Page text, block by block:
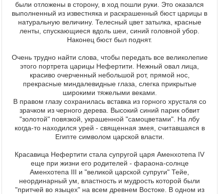
были отложены в сторону, в ход пошли руки. Это оказался
выполненный из известняка и раскрашенный бюст царицы в
натуральную величину. Телесный цвет затылка, красные
ленты, спускающиеся вдоль шеи, синий головной убор.
Наконец бюст был поднят.
Очень трудно найти слова, чтобы передать все великолепие
этого портрета царицы Нефертити. Нежный овал лица,
красиво очерченный небольшой рот, прямой нос,
прекрасные миндалевидные глаза, слегка прикрытые
широкими тяжелыми веками.
В правом глазу сохранилась вставка из горного хрусталя со
зрачком из черного дерева. Высокий синий парик обвит
"золотой" повязкой, украшенной "самоцветами". На лбу
когда-то находился урей - священная змея, считавшаяся в
Египте символом царской власти.
Красавица Нефертити стала супругой царя Аменхотепа IV
еще при жизни его родителей - фараона-солнце
Аменхотепа III и "великой царской супруги" Тейе,
неординарный ум, властность и мудрость которой были
"притчей во языцех" на всем древнем Востоке. В одном из